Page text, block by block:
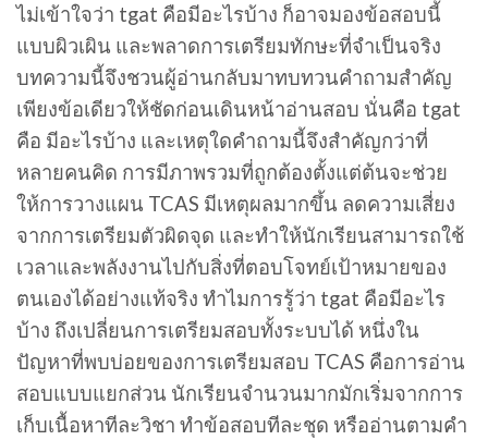
ไม่เข้าใจว่า tgat คือมีอะไรบ้าง ก็อาจมองข้อสอบนี้
แบบผิวเผิน และพลาดการเตรียมทักษะที่จำเป็นจริง
บทความนี้จึงชวนผู้อ่านกลับมาทบทวนคำถามสำคัญ
เพียงข้อเดียวให้ชัดก่อนเดินหน้าอ่านสอบ นั่นคือ tgat
คือ มีอะไรบ้าง และเหตุใดคำถามนี้จึงสำคัญกว่าที่
หลายคนคิด การมีภาพรวมที่ถูกต้องตั้งแต่ต้นจะช่วย
ให้การวางแผน TCAS มีเหตุผลมากขึ้น ลดความเสี่ยง
จากการเตรียมตัวผิดจุด และทำให้นักเรียนสามารถใช้
เวลาและพลังงานไปกับสิ่งที่ตอบโจทย์เป้าหมายของ
ตนเองได้อย่างแท้จริง ทำไมการรู้ว่า tgat คือมีอะไร
บ้าง ถึงเปลี่ยนการเตรียมสอบทั้งระบบได้ หนึ่งใน
ปัญหาที่พบบ่อยของการเตรียมสอบ TCAS คือการอ่าน
สอบแบบแยกส่วน นักเรียนจำนวนมากมักเริ่มจากการ
เก็บเนื้อหาทีละวิชา ทำข้อสอบทีละชุด หรืออ่านตามคำ